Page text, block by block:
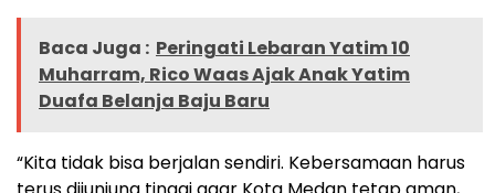
Baca Juga : Peringati Lebaran Yatim 10
Muharram, Rico Waas Ajak Anak Yatim
Duafa Belanja Baju Baru
“Kita tidak bisa berjalan sendiri. Kebersamaan harus